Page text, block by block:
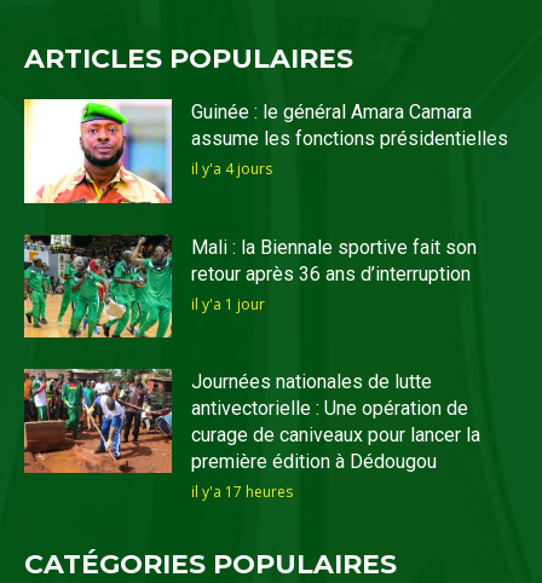
ARTICLES POPULAIRES
Guinée : le général Amara Camara
assume les fonctions présidentielles
il y'a 4 jours
Mali : la Biennale sportive fait son
retour après 36 ans d’interruption
il y'a 1 jour
Journées nationales de lutte
antivectorielle : Une opération de
curage de caniveaux pour lancer la
première édition à Dédougou
il y'a 17 heures
CATÉGORIES POPULAIRES